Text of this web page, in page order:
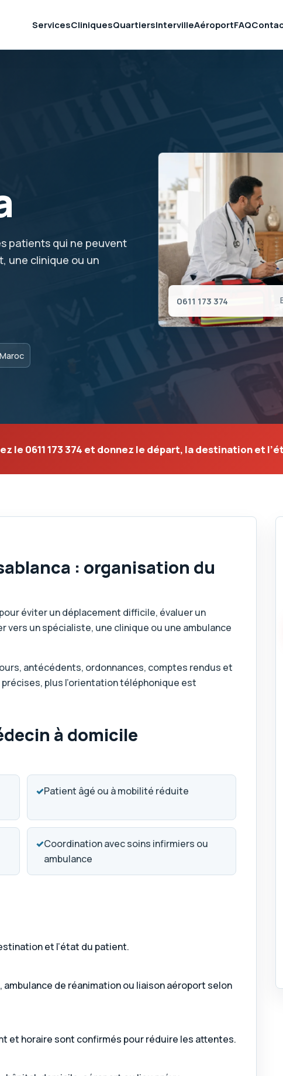
ServicesCliniquesQuartiersIntervilleAéroportFAQ
patients qui ne peuvent
une clinique ou un
0611 173 374
le 0611 173 374 et donnez le départ, la destination et
: organisation du
éviter un déplacement difficile, évaluer un
un spécialiste, une clinique ou une ambulance
antécédents, ordonnances, comptes rendus et
plus l’orientation téléphonique est
à domicile
✓Patient âgé ou à mobilité réduite
✓Coordination avec soins infirmiers ou
ambulance
et l’état du patient.
de réanimation ou liaison aéroport selon
et horaire sont confirmés pour réduire les attentes.